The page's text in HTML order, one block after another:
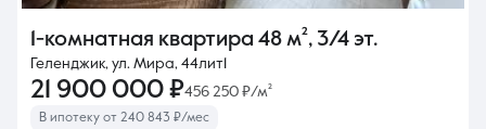
1-комнатная квартира 48 м², 3/4 эт.
Геленджик, ул. Мира, 44лит1
21 900 000 ₽456 250 ₽/м²
В ипотеку от 240 843 ₽/мес